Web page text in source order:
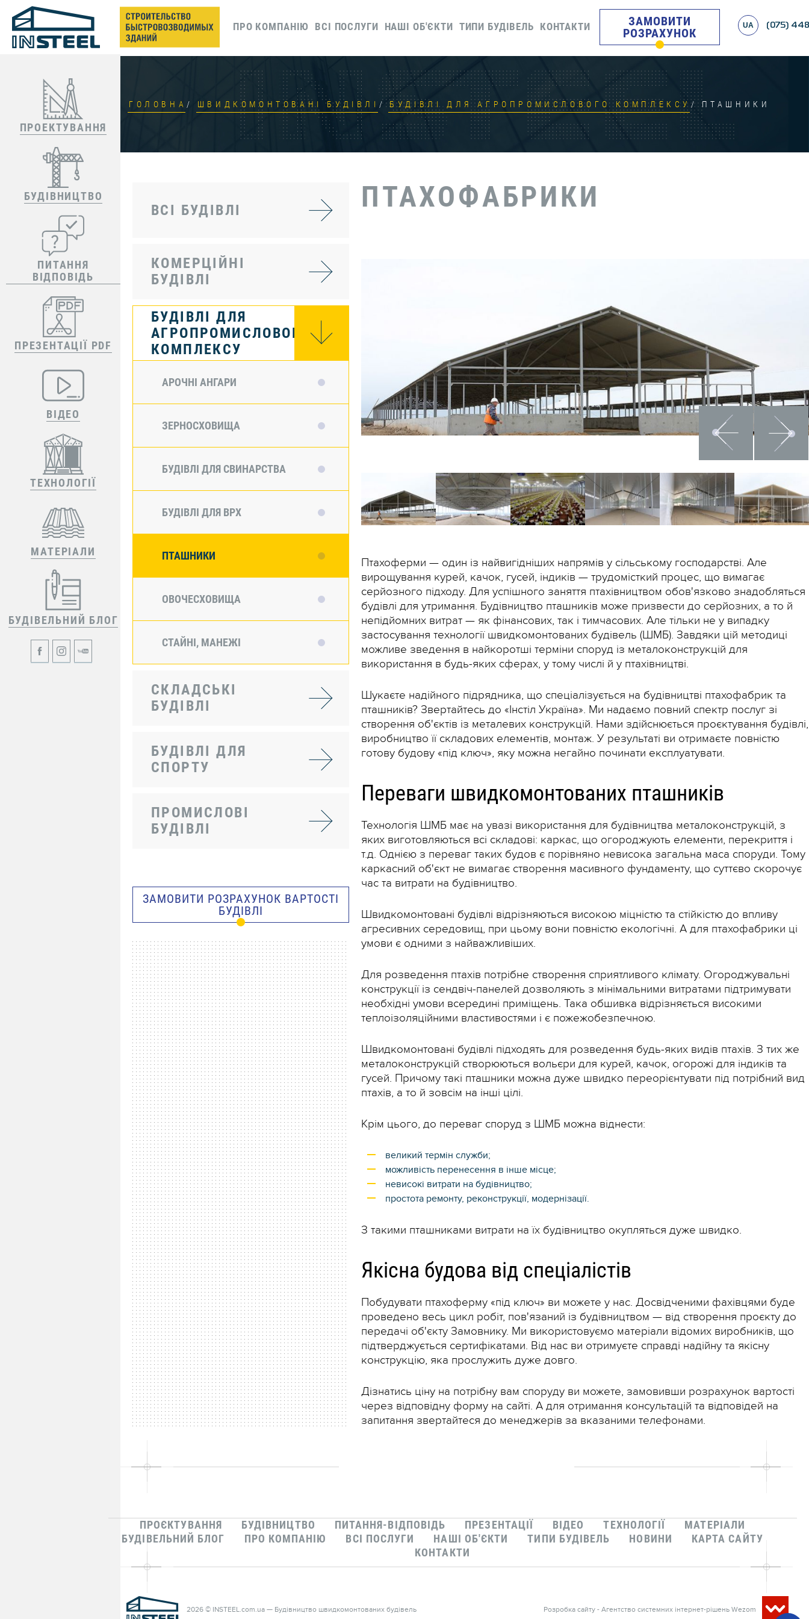
ПРО КОМПАНІЮ ВСІ ПОСЛУГИ НАШІ ОБ'ЄКТИ ТИПИ БУДІВЕЛЬ КОНТАКТИ
ЗАМОВИТИ
РОЗРАХУНОК
UA (075) 448
ПРОЕКТУВАННЯ
БУДІВНИЦТВО
ПИТАННЯ
ВІДПОВІДЬ
ПРЕЗЕНТАЦІЇ PDF
ВІДЕО
ТЕХНОЛОГІЇ
МАТЕРІАЛИ
БУДІВЕЛЬНИЙ БЛОГ
ГОЛОВНА ШВИДКОМОНТОВАНІ БУДІВЛІ БУДІВЛІ ДЛЯ АГРОПРОМИСЛОВОГО КОМПЛЕКСУ ПТАШНИКИ
ВСІ БУДІВЛІ
КОМЕРЦІЙНІ
БУДІВЛІ
БУДІВЛІ ДЛЯ
АГРОПРОМИСЛОВОГО
КОМПЛЕКСУ
АРОЧНІ АНГАРИ
ЗЕРНОСХОВИЩА
БУДІВЛІ ДЛЯ СВИНАРСТВА
БУДІВЛІ ДЛЯ ВРХ
ПТАШНИКИ
ОВОЧЕСХОВИЩА
СТАЙНІ, МАНЕЖІ
СКЛАДСЬКІ
БУДІВЛІ
БУДІВЛІ ДЛЯ
СПОРТУ
ПРОМИСЛОВІ
БУДІВЛІ
ЗАМОВИТИ РОЗРАХУНОК ВАРТОСТІ
БУДІВЛІ
ПТАХОФАБРИКИ
Птахоферми — один із найвигідніших напрямів у сільському господарстві. Але
вирощування курей, качок, гусей, індиків — трудомісткий процес, що вимагає
серйозного підходу. Для успішного заняття птахівництвом обов'язково знадобляться
будівлі для утримання. Будівництво пташників може призвести до серйозних, а то й
непідйомних витрат — як фінансових, так і тимчасових. Але тільки не у випадку
застосування технології швидкомонтованих будівель (ШМБ). Завдяки цій методиці
можливе зведення в найкоротші терміни споруд із металоконструкцій для
використання в будь-яких сферах, у тому числі й у птахівництві.
Шукаєте надійного підрядника, що спеціалізується на будівництві птахофабрик та
пташників? Звертайтесь до «Інстіл Україна». Ми надаємо повний спектр послуг зі
створення об'єктів із металевих конструкцій. Нами здійснюється проєктування будівлі,
виробництво її складових елементів, монтаж. У результаті ви отримаєте повністю
готову будову «під ключ», яку можна негайно починати експлуатувати.
Переваги швидкомонтованих пташників
Технологія ШМБ має на увазі використання для будівництва металоконструкцій, з
яких виготовляються всі складові: каркас, що огороджують елементи, перекриття і
т.д. Однією з переваг таких будов є порівняно невисока загальна маса споруди. Тому
каркасний об'єкт не вимагає створення масивного фундаменту, що суттєво скорочує
час та витрати на будівництво.
Швидкомонтовані будівлі відрізняються високою міцністю та стійкістю до впливу
агресивних середовищ, при цьому вони повністю екологічні. А для птахофабрики ці
умови є одними з найважливіших.
Для розведення птахів потрібне створення сприятливого клімату. Огороджувальні
конструкції із сендвіч-панелей дозволяють з мінімальними витратами підтримувати
необхідні умови всередині приміщень. Така обшивка відрізняється високими
теплоізоляційними властивостями і є пожежобезпечною.
Швидкомонтовані будівлі підходять для розведення будь-яких видів птахів. З тих же
металоконструкцій створюються вольєри для курей, качок, огорожі для індиків та
гусей. Причому такі пташники можна дуже швидко переорієнтувати під потрібний вид
птахів, а то й зовсім на інші цілі.
Крім цього, до переваг споруд з ШМБ можна віднести:
великий термін служби;
можливість перенесення в інше місце;
невисокі витрати на будівництво;
простота ремонту, реконструкції, модернізації.
З такими пташниками витрати на їх будівництво окупляться дуже швидко.
Якісна будова від спеціалістів
Побудувати птахоферму «під ключ» ви можете у нас. Досвідченими фахівцями буде
проведено весь цикл робіт, пов'язаний із будівництвом — від створення проєкту до
передачі об'єкту Замовнику. Ми використовуємо матеріали відомих виробників, що
підтверджується сертифікатами. Від нас ви отримуєте справді надійну та якісну
конструкцію, яка прослужить дуже довго.
Дізнатись ціну на потрібну вам споруду ви можете, замовивши розрахунок вартості
через відповідну форму на сайті. А для отримання консультацій та відповідей на
запитання звертайтеся до менеджерів за вказаними телефонами.
ПРОЄКТУВАННЯ БУДІВНИЦТВО ПИТАННЯ-ВІДПОВІДЬ ПРЕЗЕНТАЦІЇ ВІДЕО ТЕХНОЛОГІЇ
МАТЕРІАЛИ
БУДІВЕЛЬНИЙ БЛОГ
ПРО КОМПАНІЮ ВСІ ПОСЛУГИ НАШІ ОБ'ЄКТИ ТИПИ БУДІВЕЛЬ НОВИНИ
КАРТА САЙТУ
КОНТАКТИ
2026 © INSTEEL.com.ua — Будівництво швидкомонтованих будівель Розробка сайту - Агентство системних інтернет-рішень Wezom